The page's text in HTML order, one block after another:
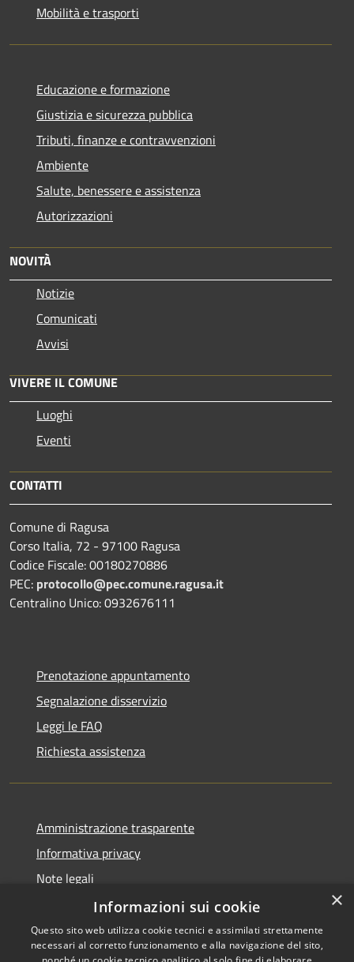
Mobilità e trasporti
Educazione e formazione
Giustizia e sicurezza pubblica
Tributi, finanze e contravvenzioni
Ambiente
Salute, benessere e assistenza
Autorizzazioni
NOVITÀ
Notizie
Comunicati
Avvisi
VIVERE IL COMUNE
Luoghi
Eventi
CONTATTI
Comune di Ragusa
Corso Italia, 72 - 97100 Ragusa
Codice Fiscale: 00180270886
PEC: protocollo@pec.comune.ragusa.it
Centralino Unico: 0932676111
Prenotazione appuntamento
Segnalazione disservizio
Leggi le FAQ
Richiesta assistenza
Amministrazione trasparente
Informativa privacy
Note legali
Dichiarazione di accessibilità
×
Informazioni sui cookie
Questo sito web utilizza cookie tecnici e assimilati strettamente
necessari al corretto funzionamento e alla navigazione del sito,